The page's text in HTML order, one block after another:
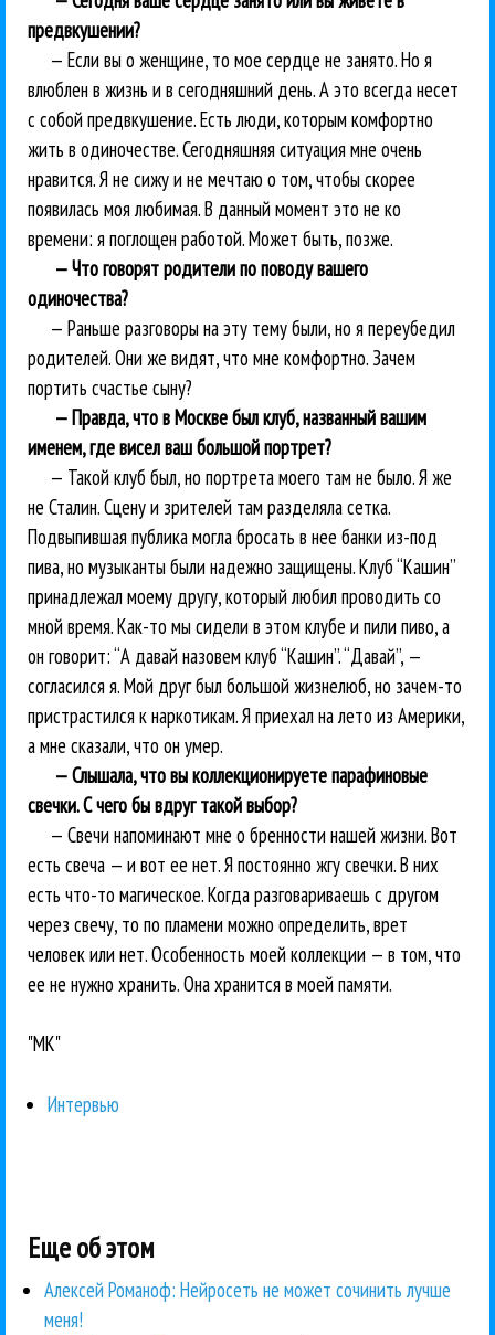
предвкушении?
— Если вы о женщине, то мое сердце не занято. Но я
влюблен в жизнь и в сегодняшний день. А это всегда несет
с собой предвкушение. Есть люди, которым комфортно
жить в одиночестве. Сегодняшняя ситуация мне очень
нравится. Я не сижу и не мечтаю о том, чтобы скорее
появилась моя любимая. В данный момент это не ко
времени: я поглощен работой. Может быть, позже.
— Что говорят родители по поводу вашего
одиночества?
— Раньше разговоры на эту тему были, но я переубедил
родителей. Они же видят, что мне комфортно. Зачем
портить счастье сыну?
— Правда, что в Москве был клуб, названный вашим
именем, где висел ваш большой портрет?
— Такой клуб был, но портрета моего там не было. Я же
не Сталин. Сцену и зрителей там разделяла сетка.
Подвыпившая публика могла бросать в нее банки из-под
пива, но музыканты были надежно защищены. Клуб “Кашин”
принадлежал моему другу, который любил проводить со
мной время. Как-то мы сидели в этом клубе и пили пиво, а
он говорит: “А давай назовем клуб “Кашин”. “Давай”, —
согласился я. Мой друг был большой жизнелюб, но зачем-то
пристрастился к наркотикам. Я приехал на лето из Америки,
а мне сказали, что он умер.
— Слышала, что вы коллекционируете парафиновые
свечки. С чего бы вдруг такой выбор?
— Свечи напоминают мне о бренности нашей жизни. Вот
есть свеча — и вот ее нет. Я постоянно жгу свечки. В них
есть что-то магическое. Когда разговариваешь с другом
через свечу, то по пламени можно определить, врет
человек или нет. Особенность моей коллекции — в том, что
ее не нужно хранить. Она хранится в моей памяти.
"МК"
Интервью
Еще об этом
Алексей Романоф: Нейросеть не может сочинить лучше
меня!